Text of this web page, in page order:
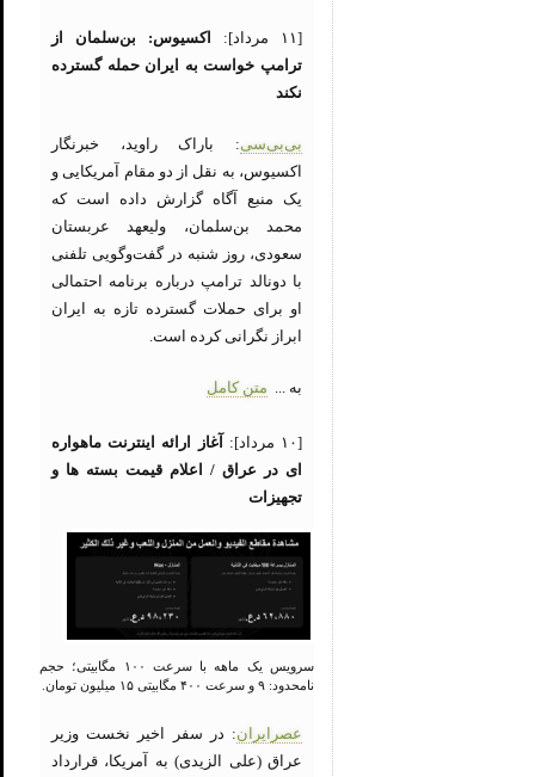
[۱۱ مرداد]:
اکسیوس: بن‌سلمان از
ترامپ خواست به ایران حمله گسترده
نکند
بی‌بی‌سی: باراک راوید، خبرنگار
اکسیوس، به نقل از دو مقام آمریکایی و
یک منبع آگاه گزارش داده است که
محمد بن‌سلمان، ولیعهد عربستان
سعودی، روز شنبه در گفت‌وگویی تلفنی
با دونالد ترامپ درباره برنامه احتمالی
او برای حملات گسترده تازه به ایران
ابراز نگرانی کرده است.
به ... متن کامل
[۱۰ مرداد]:
آغاز ارائه اینترنت ماهواره
ای در عراق / اعلام قیمت بسته ها و
تجهیزات
سرویس یک ماهه با سرعت ۱۰۰ مگابیتی؛ حجم
نامحدود: ۹ و سرعت ۴۰۰ مگابیتی ۱۵ میلیون تومان.
عصرایران: در سفر اخیر نخست وزیر
عراق (علی الزیدی) به آمریکا، قرارداد